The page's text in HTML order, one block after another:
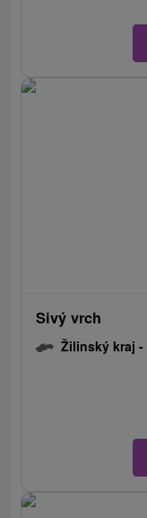
Sivý vrch
Žilinský kraj -